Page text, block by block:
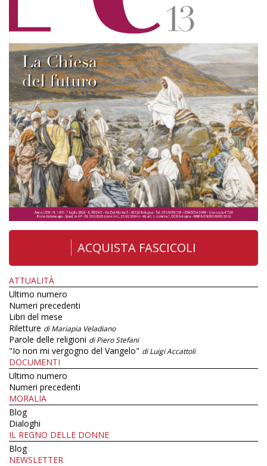
ACQUISTA FASCICOLI
ATTUALITÀ
Ultimo numero
Numeri precedenti
Libri del mese
Riletture di Mariapia Veladiano
Parole delle religioni di Piero Stefani
"Io non mi vergogno del Vangelo" di Luigi Accattoli
DOCUMENTI
Ultimo numero
Numeri precedenti
MORALIA
Blog
Dialoghi
IL REGNO DELLE DONNE
Blog
NEWSLETTER